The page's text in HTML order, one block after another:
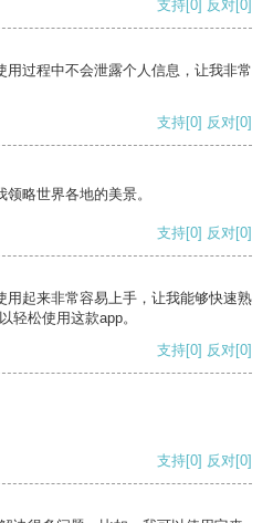
支持[0] 反对[0]
用过程中不会泄露个人信息，让我非常
支持[0] 反对[0]
略世界各地的美景。
支持[0] 反对[0]
用起来非常容易上手，让我能够快速熟
轻松使用这款app。
支持[0] 反对[0]
支持[0] 反对[0]